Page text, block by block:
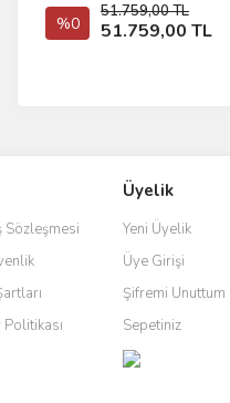
%0
51.759,00 TL
51.759,00 TL
Sepete Ekle
Sözleşmesi
Üyelik
Yeni Üyelik
Üye Girişi
Şifremi Unuttum
Sepetiniz